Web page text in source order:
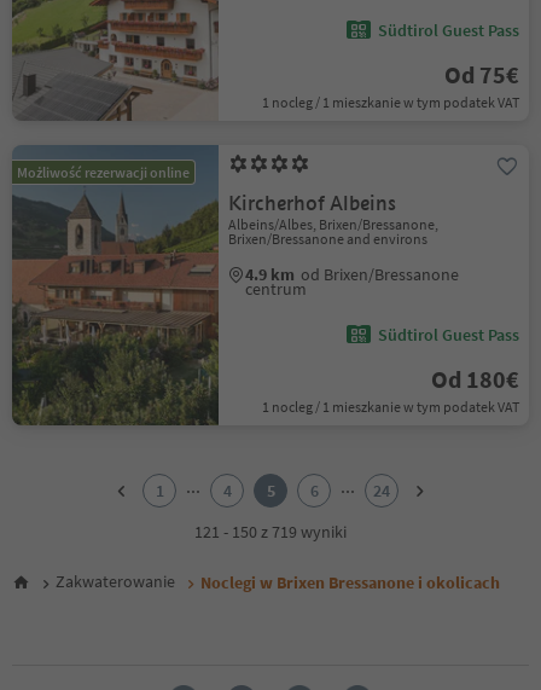
Südtirol Guest Pass
Od 75€
1 nocleg / 1 mieszkanie w tym podatek VAT
Możliwość rezerwacji online
Kircherhof Albeins
Albeins/Albes, Brixen/Bressanone,
Brixen/Bressanone and environs
4.9 km od Brixen/Bressanone
centrum
Südtirol Guest Pass
Od 180€
1 nocleg / 1 mieszkanie w tym podatek VAT
6
1 ... 4 5 6 ...
24
121 - 150 z 719 wyniki
Zakwaterowanie Noclegi w Brixen Bressanone i okolicach